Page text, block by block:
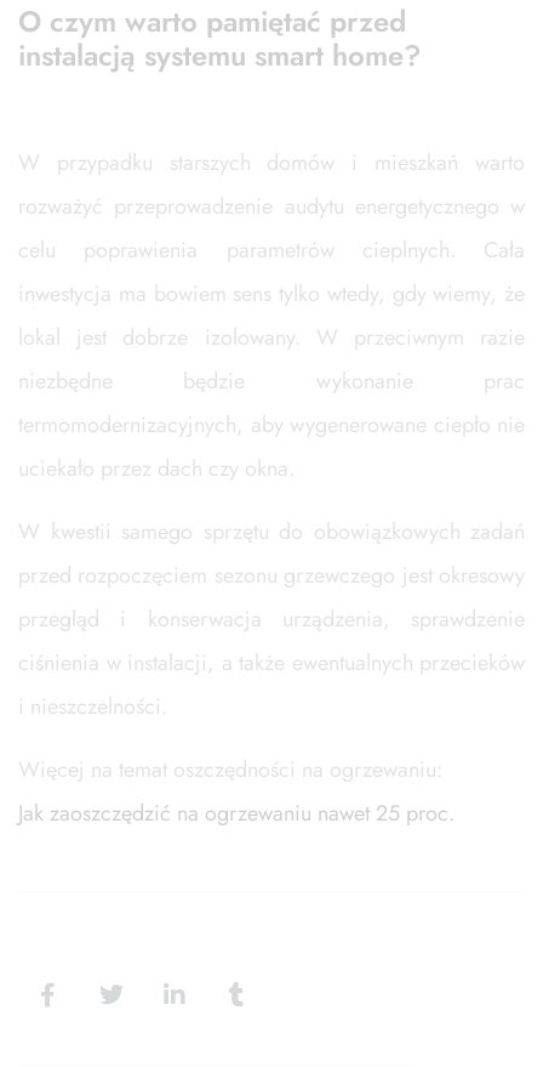
O czym warto pamiętać przed
instalacją systemu smart home?
W przypadku starszych domów i mieszkań warto
rozważyć przeprowadzenie audytu energetycznego w
celu poprawienia parametrów cieplnych. Cała
inwestycja ma bowiem sens tylko wtedy, gdy wiemy, że
lokal jest dobrze izolowany. W przeciwnym razie
niezbędne będzie wykonanie prac
termomodernizacyjnych, aby wygenerowane ciepło nie
uciekało przez dach czy okna.
W kwestii samego sprzętu do obowiązkowych zadań
przed rozpoczęciem sezonu grzewczego jest okresowy
przegląd i konserwacja urządzenia, sprawdzenie
ciśnienia w instalacji, a także ewentualnych przecieków
i nieszczelności.
Więcej na temat oszczędności na ogrzewaniu:
Jak zaoszczędzić na ogrzewaniu nawet 25 proc.